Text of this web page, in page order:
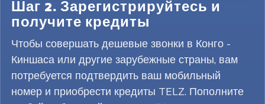
Шаг 2. Зарегистрируйтесь и
получите кредиты
Чтобы совершать дешевые звонки в Конго -
Киншаса или другие зарубежные страны, вам
потребуется подтвердить ваш мобильный
номер и приобрести кредиты TELZ. Пополните